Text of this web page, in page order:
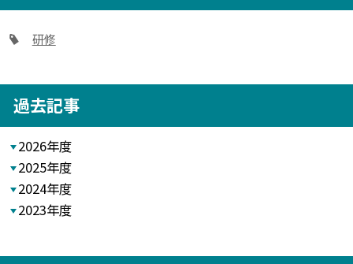
研修
過去記事
2026年度
2025年度
2024年度
2023年度